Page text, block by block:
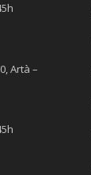
Artà –